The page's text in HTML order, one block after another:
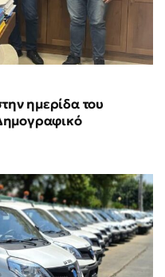
ημερίδα του